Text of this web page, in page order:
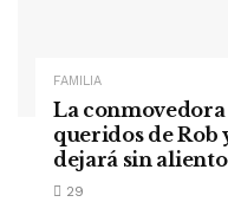
FAMILIA
La
queridos de Rob
dejará sin aliento
29